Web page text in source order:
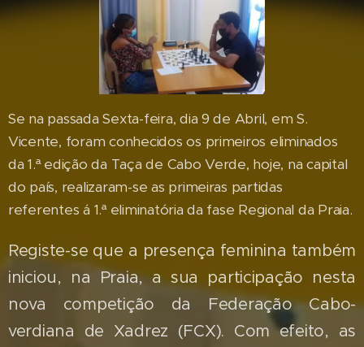
Se na passada Sexta-feira, dia 9 de Abril, em S.
Vicente, foram conhecidos os primeiros eliminados
da 1.ª edição da Taça de Cabo Verde, hoje, na capital
do país, realizaram-se as primeiras partidas
referentes á 1.ª eliminatória da fase Regional da Praia.
Registe-se que a presença feminina também
iniciou, na Praia, a sua participação nesta
nova competição da Federação Cabo-
verdiana de Xadrez (FCX). Com efeito, as